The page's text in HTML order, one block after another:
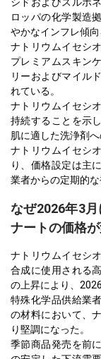
シドおよびスルホ
ロッパの化学製造
やかなインフレ傾向
ナトリウムイセシ
プレミアムスキン
リーおよびマイル
れている。
ナトリウムイセシ
持続することを示
肌に適した洗浄剤
ナトリウムイセシ
り、価格設定は主
業者からの定期的
なぜ2026年3
ナートの価格
ナトリウムイセシ
合成に使用される
の上昇により、
特殊化学品供給業
の材料において、
り堅調になった。
季節商品発売を前